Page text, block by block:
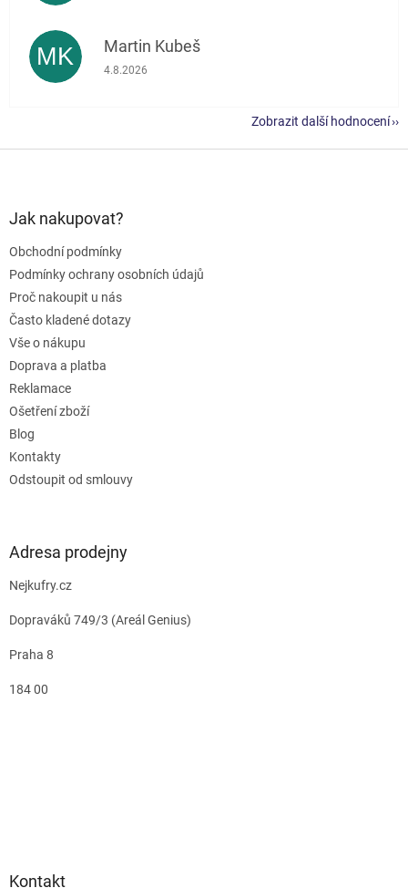
MK Martin Kubeš
Hodnocení obchodu je 5 z 5 hvězdiček.
4.8.2026
Zobrazit další hodnocení
Jak nakupovat?
Obchodní podmínky
Podmínky ochrany osobních údajů
Proč nakoupit u nás
Často kladené dotazy
Vše o nákupu
Doprava a platba
Reklamace
Ošetření zboží
Blog
Kontakty
Odstoupit od smlouvy
Adresa prodejny
Nejkufry.cz
Dopraváků 749/3 (Areál Genius)
Praha 8
184 00
Kontakt